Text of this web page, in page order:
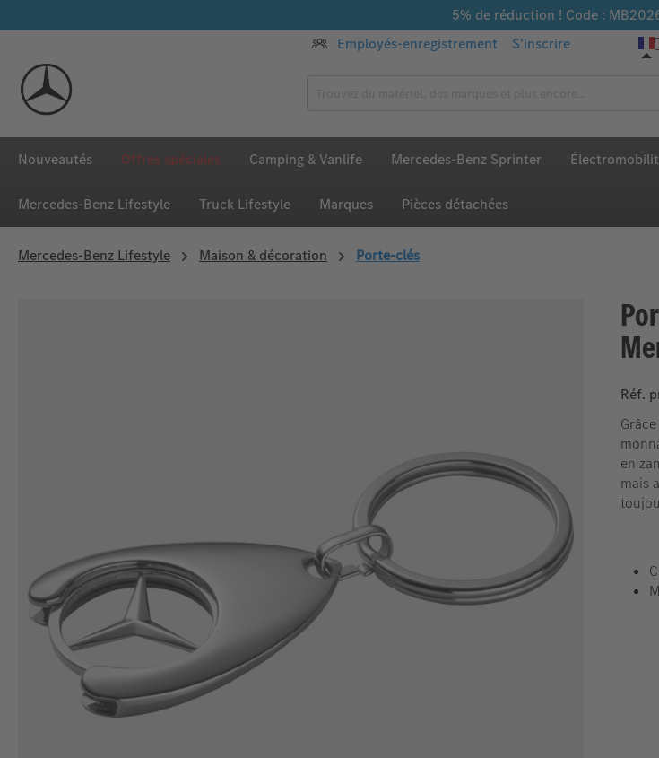
5% de réduction ! Code :
Employés-enregistrement
S'inscrire
Nouveautés Offres spéciales Camping & Vanlife Mercedes-Benz Sprinter
Mercedes‑Benz Lifestyle Truck Lifestyle Marques Pièces détachées
Mercedes‑Benz Lifestyle Maison & décoration Porte-clés
Réf.
en
mais